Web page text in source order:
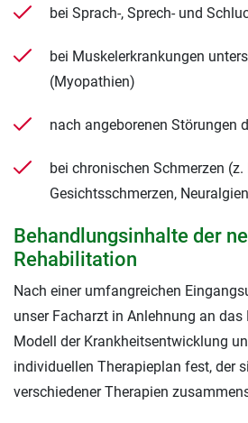
bei Sprach-, Sprech- und
bei Muskelerkrankungen
(Myopathien)
nach angeborenen Störungen
bei chronischen Schmerzen (z.
Gesichtsschmerzen,
Behandlungsinhalte der
Rehabilitation
Nach einer umfangreichen
unser Facharzt in Anlehnung an das
Modell der Krankheitsentwicklung
individuellen Therapieplan fest, der
verschiedener Therapien